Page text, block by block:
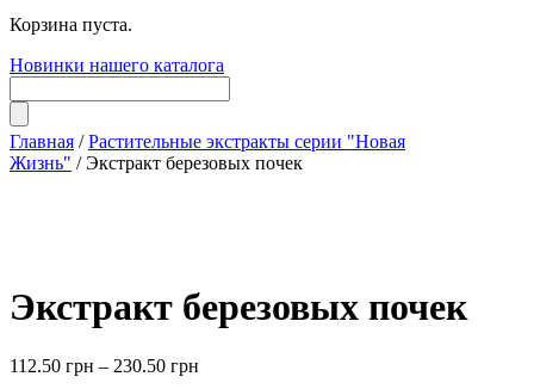
Корзина пуста.
Новинки нашего каталога
Главная /Растительные экстракты серии "Новая
Жизнь" / Экстракт березовых почек
Экстракт березовых почек
112.50 грн – 230.50 грн